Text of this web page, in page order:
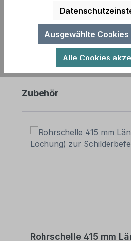
Dieses Schild kann auch in…
Produktgalerie überspringen
Zubehör
Rohrschelle 415 mm
Ausgewählte
Alle Cookies